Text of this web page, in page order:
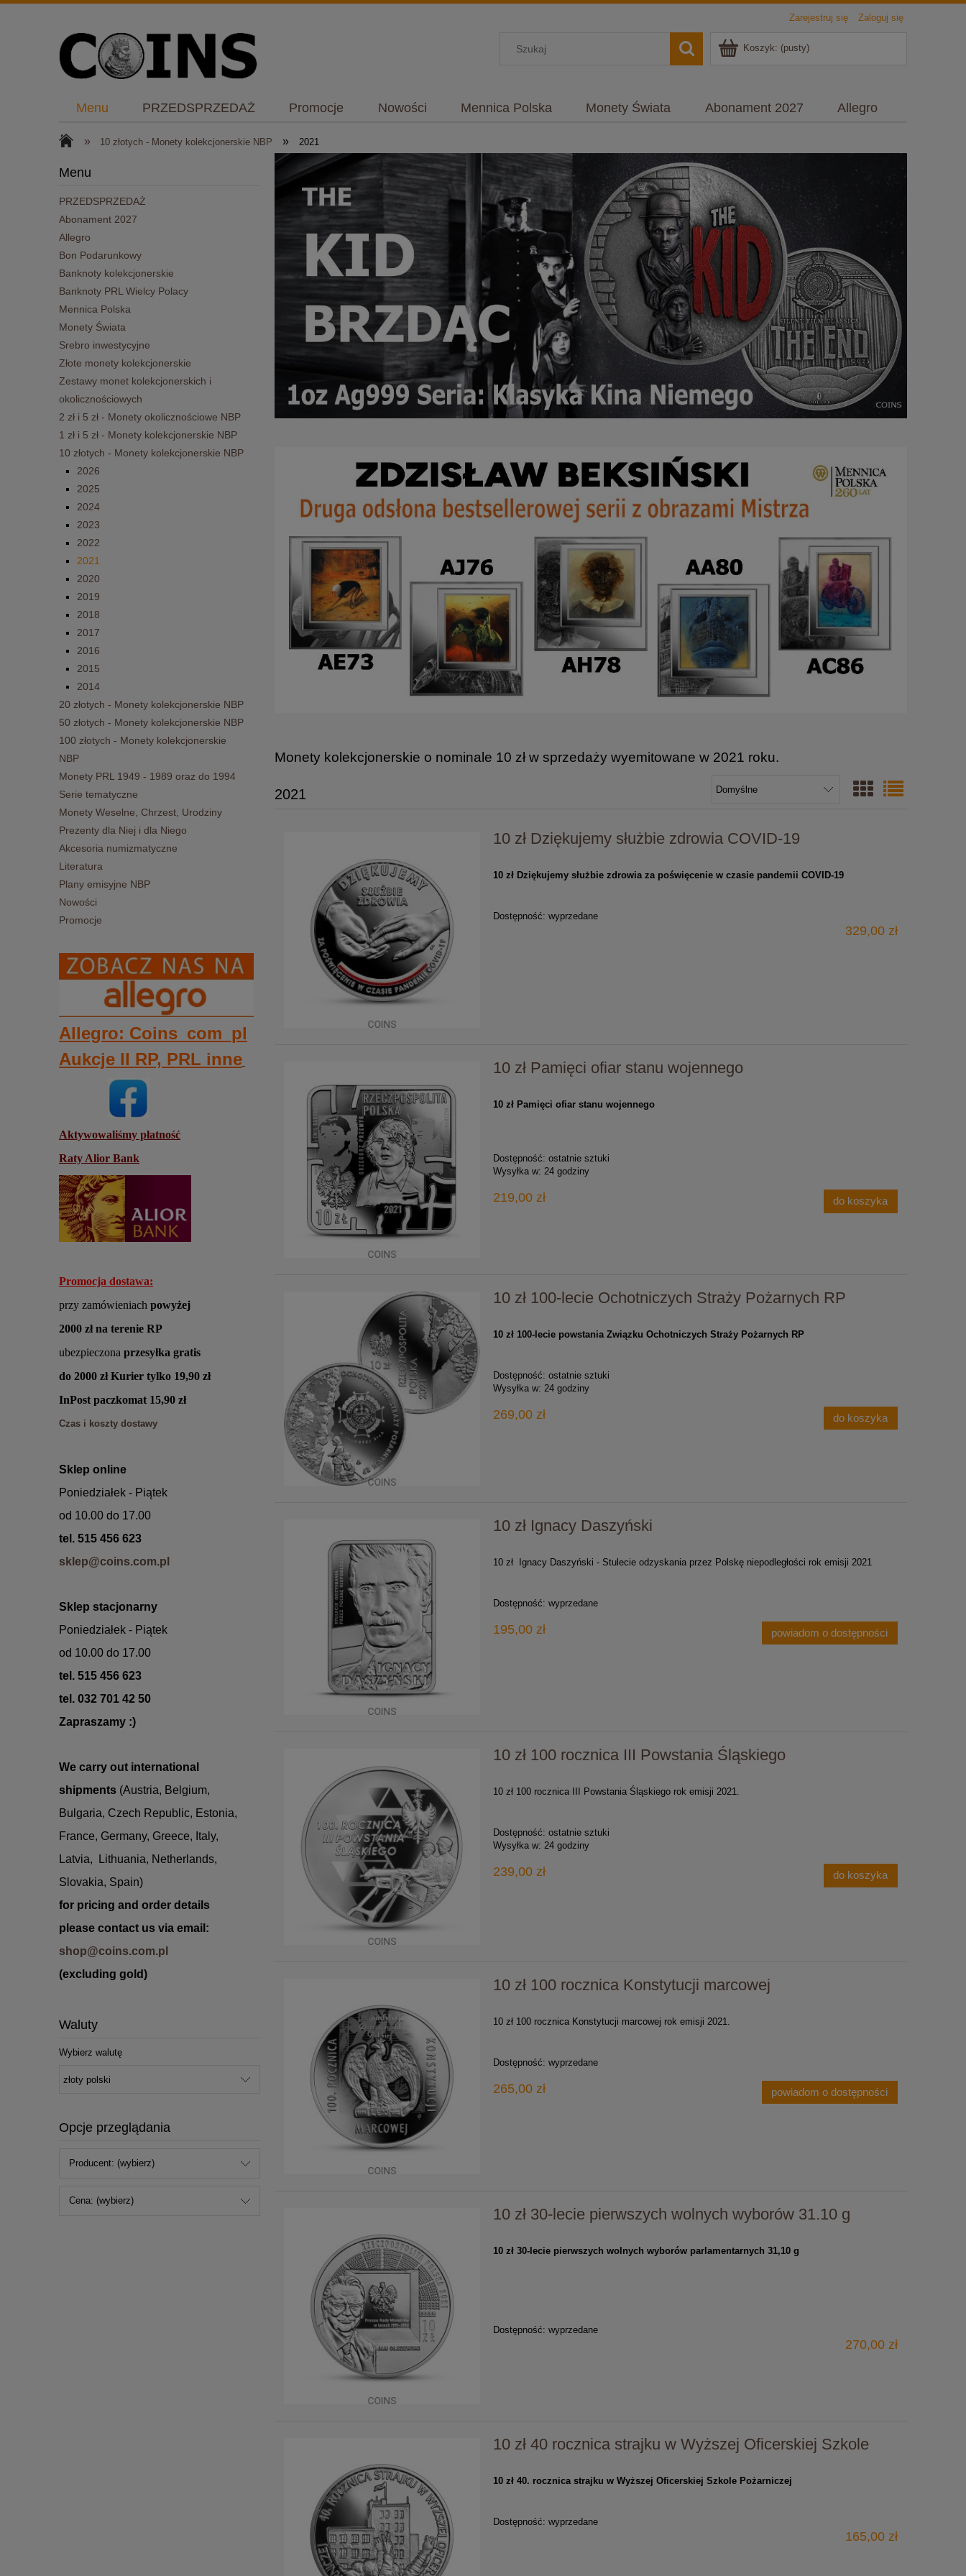
Zarejestruj się Zaloguj się
Koszyk: (pusty)
Menu PRZEDSPRZEDAŻ Promocje Nowości Mennica Polska Monety Świata Abonament 2027 Allegro
Bon Podarunkowy Plany NBP Kontakt i dane firmy
» 10 złotych - Monety kolekcjonerskie NBP » 2021
Menu
PRZEDSPRZEDAŻ
Abonament 2027
Allegro
Bon Podarunkowy
Banknoty kolekcjonerskie
Banknoty PRL Wielcy Polacy
Mennica Polska
Monety Świata
Srebro inwestycyjne
Złote monety kolekcjonerskie
Zestawy monet kolekcjonerskich i
okolicznościowych
2 zł i 5 zł - Monety okolicznościowe NBP
1 zł i 5 zł - Monety kolekcjonerskie NBP
10 złotych - Monety kolekcjonerskie NBP
2026
2025
2024
2023
2022
2021
2020
2019
2018
2017
2016
2015
2014
20 złotych - Monety kolekcjonerskie NBP
50 złotych - Monety kolekcjonerskie NBP
100 złotych - Monety kolekcjonerskie
NBP
Monety PRL 1949 - 1989 oraz do 1994
Serie tematyczne
Monety Weselne, Chrzest, Urodziny
Prezenty dla Niej i dla Niego
Akcesoria numizmatyczne
Literatura
Plany emisyjne NBP
Nowości
Promocje
Allegro: Coins_com_pl
Aukcje II RP, PRL inne
Aktywowaliśmy płatność
Raty Alior Bank
Promocja dostawa:
przy zamówieniach powyżej
2000 zł na terenie RP
ubezpieczona przesyłka gratis
do 2000 zł Kurier tylko 19,90 zł
InPost paczkomat 15,90 zł
Czas i koszty dostawy
Sklep online
Poniedziałek - Piątek
od 10.00 do 17.00
tel. 515 456 623
sklep@coins.com.pl
Sklep stacjonarny
Poniedziałek - Piątek
od 10.00 do 17.00
tel. 515 456 623
tel. 032 701 42 50
Zapraszamy :)
We carry out international
shipments (Austria, Belgium,
Bulgaria, Czech Republic, Estonia,
France, Germany, Greece, Italy,
Latvia, Lithuania, Netherlands,
Slovakia, Spain)
for pricing and order details
please contact us via email:
shop@coins.com.pl
(excluding gold)
Waluty
Wybierz walutę
Opcje przeglądania
Producent: (wybierz)
Cena: (wybierz)
Monety kolekcjonerskie o nominale 10 zł w sprzedaży wyemitowane w 2021 roku.
2021
10 zł Dziękujemy służbie zdrowia COVID-19
10 zł Dziękujemy służbie zdrowia za poświęcenie w czasie pandemii COVID-19
Dostępność: wyprzedane
329,00 zł
10 zł Pamięci ofiar stanu wojennego
10 zł Pamięci ofiar stanu wojennego
Dostępność: ostatnie sztuki
Wysyłka w: 24 godziny
219,00 zł do koszyka
10 zł 100-lecie Ochotniczych Straży Pożarnych RP
10 zł 100-lecie powstania Związku Ochotniczych Straży Pożarnych RP
Dostępność: ostatnie sztuki
Wysyłka w: 24 godziny
269,00 zł do koszyka
10 zł Ignacy Daszyński
10 zł Ignacy Daszyński - Stulecie odzyskania przez Polskę niepodległości rok emisji 2021
Dostępność: wyprzedane
195,00 zł powiadom o dostępności
10 zł 100 rocznica III Powstania Śląskiego
10 zł 100 rocznica III Powstania Śląskiego rok emisji 2021.
Dostępność: ostatnie sztuki
Wysyłka w: 24 godziny
239,00 zł do koszyka
10 zł 100 rocznica Konstytucji marcowej
10 zł 100 rocznica Konstytucji marcowej rok emisji 2021.
Dostępność: wyprzedane
265,00 zł powiadom o dostępności
10 zł 30-lecie pierwszych wolnych wyborów 31.10 g
10 zł 30-lecie pierwszych wolnych wyborów parlamentarnych 31,10 g
Dostępność: wyprzedane
270,00 zł
10 zł 40 rocznica strajku w Wyższej Oficerskiej Szkole
10 zł 40. rocznica strajku w Wyższej Oficerskiej Szkole Pożarniczej
Dostępność: wyprzedane
165,00 zł